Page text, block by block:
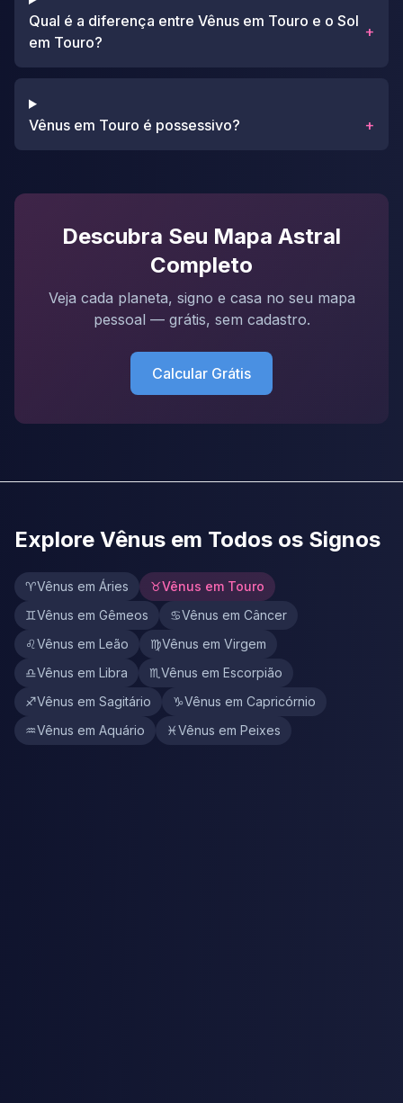
Qual é a diferença entre Vênus em Touro e o Sol
em Touro?
+
Vênus em Touro é possessivo? +
Descubra Seu Mapa Astral
Completo
Veja cada planeta, signo e casa no seu mapa
pessoal — grátis, sem cadastro.
Calcular Grátis
Explore Vênus em Todos os Signos
♈Vênus em Áries ♉Vênus em Touro
♊Vênus em Gêmeos ♋Vênus em Câncer
♌Vênus em Leão ♍Vênus em Virgem
♎Vênus em Libra ♏ Vênus em Escorpião
♐Vênus em Sagitário ♑Vênus em Capricórnio
♒Vênus em Aquário ♓Vênus em Peixes